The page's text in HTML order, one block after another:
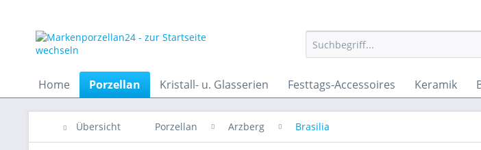
Home Porzellan Kristall- u. Glasserien Festtags-Accessoires Keramik
Übersicht Porzellan Arzberg Brasilia